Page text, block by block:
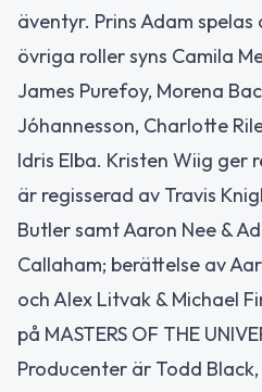
äventyr. Prins Adam
övriga roller syns Camila
James Purefoy, Morena
Jóhannesson, Charlotte
Idris Elba. Kristen Wiig ger
är regisserad av Travis
Butler samt Aaron Nee &
Callaham; berättelse av
och Alex Litvak & Michael
på MASTERS OF THE
Producenter är Todd